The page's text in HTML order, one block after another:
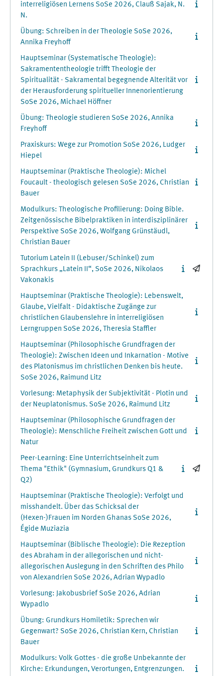
interreligiösen Lernens SoSe 2026, Clauß Sajak, N.
N.
Übung: Schreiben in der Theologie SoSe 2026,
Annika Freyhoff
Hauptseminar (Systematische Theologie):
Sakramententheologie trifft Theologie der
Spiritualität - Sakramental begegnende Alterität vor
der Herausforderung spiritueller Innenorientierung
SoSe 2026, Michael Höffner
Übung: Theologie studieren SoSe 2026, Annika
Freyhoff
Praxiskurs: Wege zur Promotion SoSe 2026, Ludger
Hiepel
Hauptseminar (Praktische Theologie): Michel
Foucault - theologisch gelesen SoSe 2026, Christian
Bauer
Modulkurs: Theologische Profilierung: Doing Bible.
Zeitgenössische Bibelpraktiken in interdisziplinärer
Perspektive SoSe 2026, Wolfgang Grünstäudl,
Christian Bauer
Tutorium Latein II (Lebuser/Schinkel) zum
Sprachkurs „Latein II“, SoSe 2026, Nikolaos
Vakonakis
Hauptseminar (Praktische Theologie): Lebenswelt,
Glaube, Vielfalt - Didaktische Zugänge zur
christlichen Glaubenslehre in interreligiösen
Lerngruppen SoSe 2026, Theresia Staffler
Hauptseminar (Philosophische Grundfragen der
Theologie): Zwischen Ideen und Inkarnation - Motive
des Platonismus im christlichen Denken bis heute.
SoSe 2026, Raimund Litz
Vorlesung: Metaphysik der Subjektivität - Plotin und
der Neuplatonismus. SoSe 2026, Raimund Litz
Hauptseminar (Philosophische Grundfragen der
Theologie): Menschliche Freiheit zwischen Gott und
Natur
Peer-Learning: Eine Unterrichtseinheit zum
Thema "Ethik" (Gymnasium, Grundkurs Q1 &
Q2)
Hauptseminar (Praktische Theologie): Verfolgt und
misshandelt. Über das Schicksal der
(Hexen-)Frauen im Norden Ghanas SoSe 2026,
Égide Muziazia
Hauptseminar (Biblische Theologie): Die Rezeption
des Abraham in der allegorischen und nicht-
allegorischen Auslegung in den Schriften des Philo
von Alexandrien SoSe 2026, Adrian Wypadlo
Vorlesung: Jakobusbrief SoSe 2026, Adrian
Wypadlo
Übung: Grundkurs Homiletik: Sprechen wir
Gegenwart? SoSe 2026, Christian Kern, Christian
Bauer
Modulkurs: Volk Gottes - die große Unbekannte der
Kirche: Erkundungen, Verortungen, Entgrenzungen.